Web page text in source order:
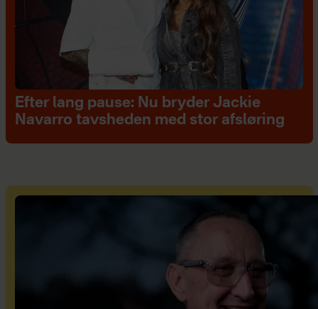
Efter lang pause: Nu bryder Jackie
Navarro tavsheden med stor afsløring